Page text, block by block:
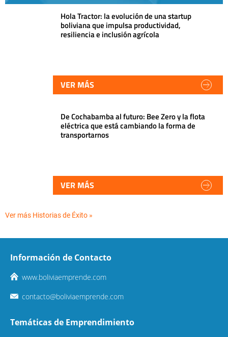
Hola Tractor: la evolución de una startup
boliviana que impulsa productividad,
resiliencia e inclusión agrícola
VER MÁS
De Cochabamba al futuro: Bee Zero y la flota
eléctrica que está cambiando la forma de
transportarnos
VER MÁS
Ver más Historias de Éxito »
Información de Contacto
www.boliviaemprende.com
contacto@boliviaemprende.com
Temáticas de Emprendimiento